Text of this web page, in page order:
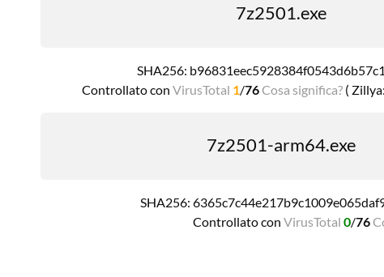
7z2501.exe
SHA256:
Controllato conVirusTotal 1/76Cosa significa? (
7z2501-arm64.exe
SHA256:
Controllato conVirusTotal 0/76